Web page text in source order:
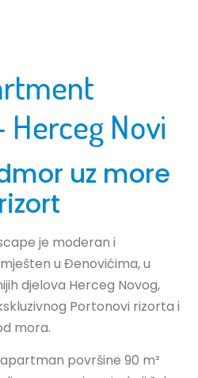
Herceg Novi
uz more
je moderan i
u Đenovićima, u
djelova Herceg Novog,
Portonovi rizorta i
mora.
površine 90 m²